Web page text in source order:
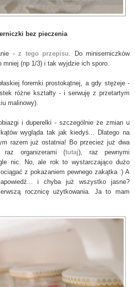
bez pieczenia
- z tego przepisu. Do miniserniczków
mniej (np 1/3) i tak wyjdzie ich sporo.
foremki prostokątnej, a gdy stężeje -
różne kształty - i serwuję z przetartym
malinowy).
i duperelki - szczególnie że zmian u
wygląda tak jak kiedyś... Dlatego na
razem już ostatnia! Bo przecież już dwa
raz organizerami (tutaj), raz pewnymi
nic. No, ale rok to wystarczająco dużo
z pokazaniem pewnego zakątka :) A
i chyba już wszystko jasne?
rocznicę użytkowania. Ja to mam